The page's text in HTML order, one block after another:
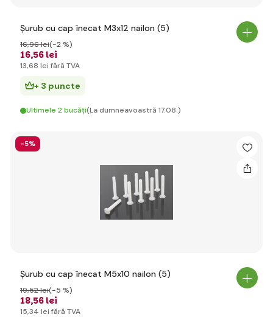
Șurub cu cap înecat M3x12 nailon (5)
16,56 lei
16,96 lei(-2 %)
13,68 lei fără TVA
+ 3 puncte
Ultimele 2 bucăți(La dumneavoastră 17.08.)
-5%
Șurub cu cap înecat M5x10 nailon (5)
18,56 lei
19,52 lei(-5 %)
15,34 lei fără TVA